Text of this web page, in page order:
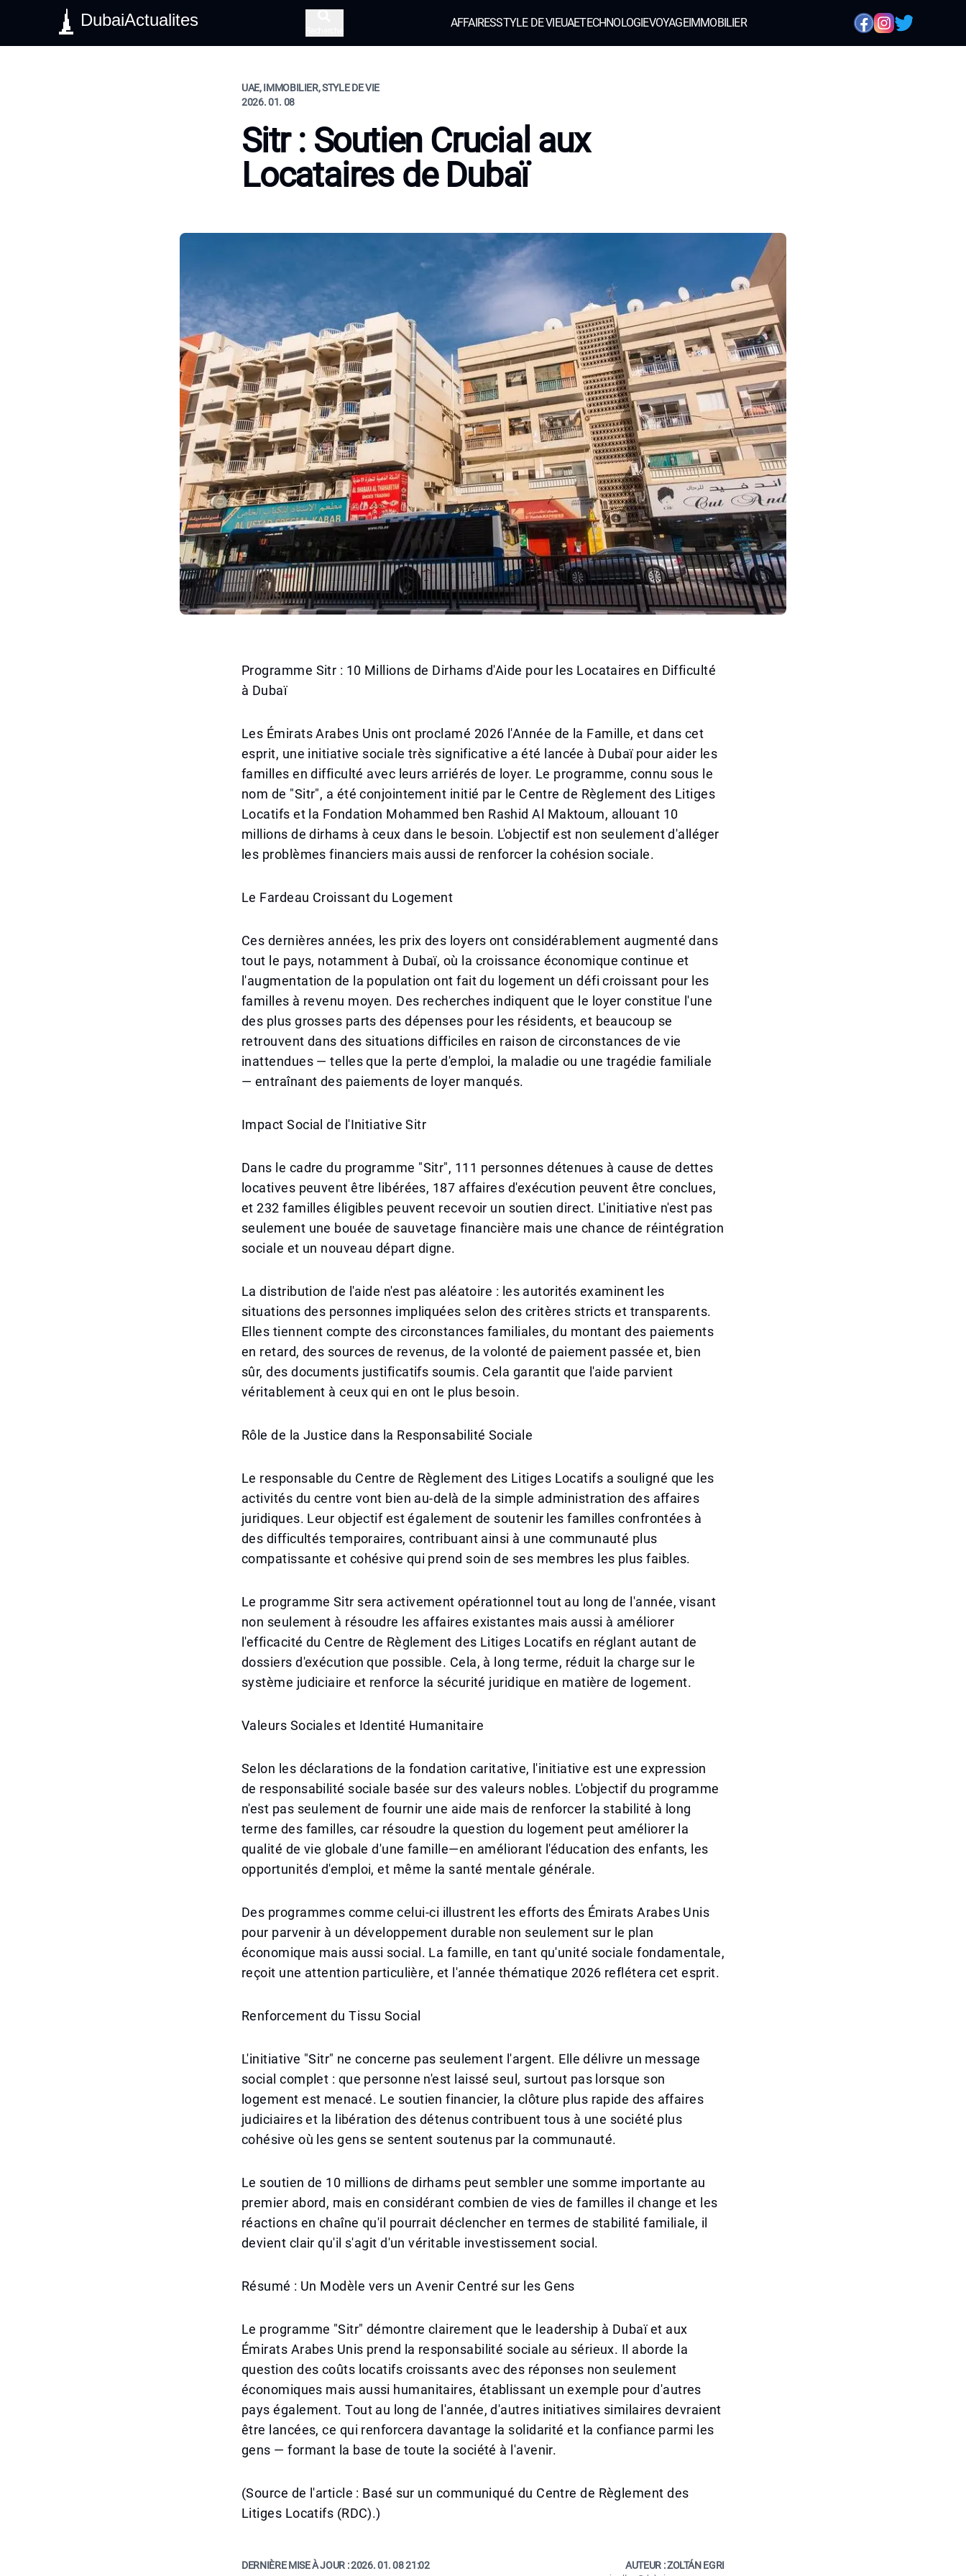
DubaiActualites AFFAIRESSTYLE DE VIEUAETECHNOLOGIEVOYAGEIMMOBILIER
UAE, IMMOBILIER, STYLE DE VIE
2026. 01. 08
Sitr : Soutien Crucial aux
Locataires de Dubaï
Programme Sitr : 10 Millions de Dirhams d'Aide pour les Locataires en Difficulté
à Dubaï
Les Émirats Arabes Unis ont proclamé 2026 l'Année de la Famille, et dans cet
esprit, une initiative sociale très significative a été lancée à Dubaï pour aider les
familles en difficulté avec leurs arriérés de loyer. Le programme, connu sous le
nom de "Sitr", a été conjointement initié par le Centre de Règlement des Litiges
Locatifs et la Fondation Mohammed ben Rashid Al Maktoum, allouant 10
millions de dirhams à ceux dans le besoin. L'objectif est non seulement d'alléger
les problèmes financiers mais aussi de renforcer la cohésion sociale.
Le Fardeau Croissant du Logement
Ces dernières années, les prix des loyers ont considérablement augmenté dans
tout le pays, notamment à Dubaï, où la croissance économique continue et
l'augmentation de la population ont fait du logement un défi croissant pour les
familles à revenu moyen. Des recherches indiquent que le loyer constitue l'une
des plus grosses parts des dépenses pour les résidents, et beaucoup se
retrouvent dans des situations difficiles en raison de circonstances de vie
inattendues — telles que la perte d'emploi, la maladie ou une tragédie familiale
— entraînant des paiements de loyer manqués.
Impact Social de l'Initiative Sitr
Dans le cadre du programme "Sitr", 111 personnes détenues à cause de dettes
locatives peuvent être libérées, 187 affaires d'exécution peuvent être conclues,
et 232 familles éligibles peuvent recevoir un soutien direct. L'initiative n'est pas
seulement une bouée de sauvetage financière mais une chance de réintégration
sociale et un nouveau départ digne.
La distribution de l'aide n'est pas aléatoire : les autorités examinent les
situations des personnes impliquées selon des critères stricts et transparents.
Elles tiennent compte des circonstances familiales, du montant des paiements
en retard, des sources de revenus, de la volonté de paiement passée et, bien
sûr, des documents justificatifs soumis. Cela garantit que l'aide parvient
véritablement à ceux qui en ont le plus besoin.
Rôle de la Justice dans la Responsabilité Sociale
Le responsable du Centre de Règlement des Litiges Locatifs a souligné que les
activités du centre vont bien au-delà de la simple administration des affaires
juridiques. Leur objectif est également de soutenir les familles confrontées à
des difficultés temporaires, contribuant ainsi à une communauté plus
compatissante et cohésive qui prend soin de ses membres les plus faibles.
Le programme Sitr sera activement opérationnel tout au long de l'année, visant
non seulement à résoudre les affaires existantes mais aussi à améliorer
l'efficacité du Centre de Règlement des Litiges Locatifs en réglant autant de
dossiers d'exécution que possible. Cela, à long terme, réduit la charge sur le
système judiciaire et renforce la sécurité juridique en matière de logement.
Valeurs Sociales et Identité Humanitaire
Selon les déclarations de la fondation caritative, l'initiative est une expression
de responsabilité sociale basée sur des valeurs nobles. L'objectif du programme
n'est pas seulement de fournir une aide mais de renforcer la stabilité à long
terme des familles, car résoudre la question du logement peut améliorer la
qualité de vie globale d'une famille—en améliorant l'éducation des enfants, les
opportunités d'emploi, et même la santé mentale générale.
Des programmes comme celui-ci illustrent les efforts des Émirats Arabes Unis
pour parvenir à un développement durable non seulement sur le plan
économique mais aussi social. La famille, en tant qu'unité sociale fondamentale,
reçoit une attention particulière, et l'année thématique 2026 reflétera cet esprit.
Renforcement du Tissu Social
L'initiative "Sitr" ne concerne pas seulement l'argent. Elle délivre un message
social complet : que personne n'est laissé seul, surtout pas lorsque son
logement est menacé. Le soutien financier, la clôture plus rapide des affaires
judiciaires et la libération des détenus contribuent tous à une société plus
cohésive où les gens se sentent soutenus par la communauté.
Le soutien de 10 millions de dirhams peut sembler une somme importante au
premier abord, mais en considérant combien de vies de familles il change et les
réactions en chaîne qu'il pourrait déclencher en termes de stabilité familiale, il
devient clair qu'il s'agit d'un véritable investissement social.
Résumé : Un Modèle vers un Avenir Centré sur les Gens
Le programme "Sitr" démontre clairement que le leadership à Dubaï et aux
Émirats Arabes Unis prend la responsabilité sociale au sérieux. Il aborde la
question des coûts locatifs croissants avec des réponses non seulement
économiques mais aussi humanitaires, établissant un exemple pour d'autres
pays également. Tout au long de l'année, d'autres initiatives similaires devraient
être lancées, ce qui renforcera davantage la solidarité et la confiance parmi les
gens — formant la base de toute la société à l'avenir.
(Source de l'article : Basé sur un communiqué du Centre de Règlement des
Litiges Locatifs (RDC).)
DERNIÈRE MISE À JOUR :2026. 01. 08 21:02 AUTEUR : ZOLTÁN EGRI